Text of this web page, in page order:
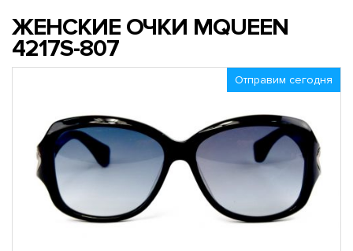
ЖЕНСКИЕ ОЧКИ MQUEEN
4217S-807
Отправим сегодня